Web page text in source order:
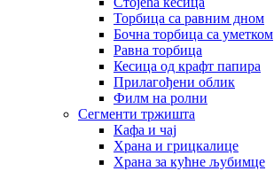
Торбица са равним дном
Бочна торбица са уметком
Равна торбица
Кесица од крафт папира
Прилагођени облик
Филм на ролни
Сегменти тржишта
Кафа и чај
Храна и грицкалице
Храна за кућне љубимце